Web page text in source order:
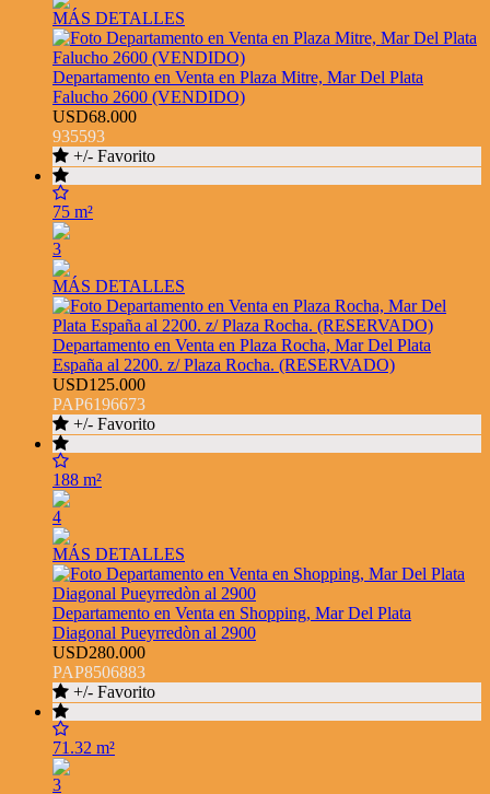
MÁS DETALLES
Departamento en Venta en Plaza Mitre, Mar Del Plata
Falucho 2600 (VENDIDO)
USD68.000
935593
+/- Favorito
75 m²
3
MÁS DETALLES
Departamento en Venta en Plaza Rocha, Mar Del Plata
España al 2200. z/ Plaza Rocha. (RESERVADO)
USD125.000
PAP6196673
+/- Favorito
188 m²
4
MÁS DETALLES
Departamento en Venta en Shopping, Mar Del Plata
Diagonal Pueyrredòn al 2900
USD280.000
PAP8506883
+/- Favorito
71.32 m²
3